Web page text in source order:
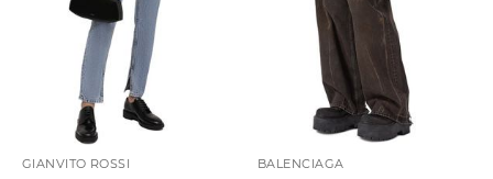
GIANVITO ROSSI BALENCIAGA